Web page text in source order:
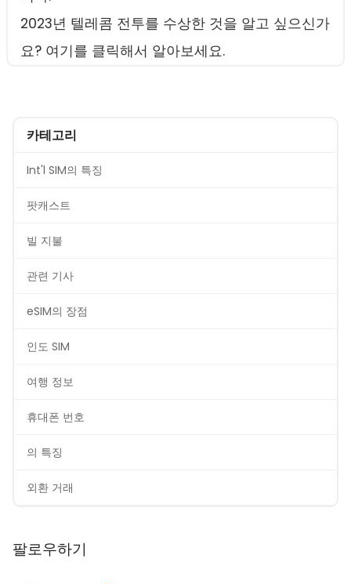
2023년 텔레콤 전투를 수상한 것을 알고 싶으신가
요? 여기를 클릭해서 알아보세요.
카테고리
Int'l SIM의 특징
팟캐스트
빌 지불
관련 기사
eSIM의 장점
인도 SIM
여행 정보
휴대폰 번호
의 특징
외환 거래
팔로우하기